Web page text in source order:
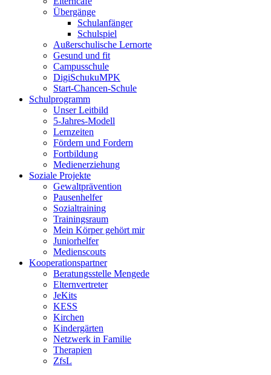
Übergänge
Schulanfänger
Schulspiel
Außerschulische Lernorte
Gesund und fit
Campusschule
DigiSchukuMPK
Start-Chancen-Schule
Schulprogramm
Unser Leitbild
5-Jahres-Modell
Lernzeiten
Fördern und Fordern
Fortbildung
Medienerziehung
Soziale Projekte
Gewaltprävention
Pausenhelfer
Sozialtraining
Trainingsraum
Mein Körper gehört mir
Juniorhelfer
Medienscouts
Kooperationspartner
Beratungsstelle Mengede
Elternvertreter
JeKits
KESS
Kirchen
Kindergärten
Netzwerk in Familie
Therapien
ZfsL